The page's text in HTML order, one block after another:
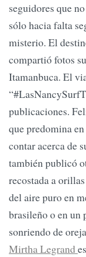
seguidores que
sólo hacia falta
misterio. El
compartió fotos
Itamanbuca. El
publicaciones.
que predomina
contar acerca de
también publicó
recostada a
del aire puro en
brasileño o en un
sonriendo de
Mirtha Legrand